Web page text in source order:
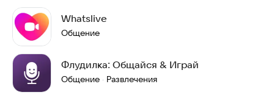
Whatslive
Общение
Флудилка: Общайся & Играй
Общение · Развлечения